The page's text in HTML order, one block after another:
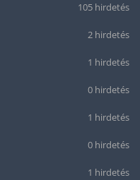
105 hirdetés
2 hirdetés
1 hirdetés
0 hirdetés
1 hirdetés
0 hirdetés
1 hirdetés